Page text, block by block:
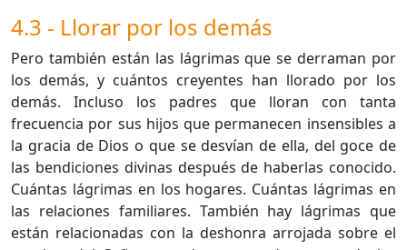
4.3 - Llorar por los demás
Pero también están las lágrimas que se derraman por
los demás, y cuántos creyentes han llorado por los
demás. Incluso los padres que lloran con tanta
frecuencia por sus hijos que permanecen insensibles a
la gracia de Dios o que se desvían de ella, del goce de
las bendiciones divinas después de haberlas conocido.
Cuántas lágrimas en los hogares. Cuántas lágrimas en
las relaciones familiares. También hay lágrimas que
están relacionadas con la deshonra arrojada sobre el